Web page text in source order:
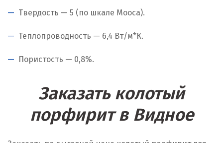
Твердость — 5 (по шкале Мооса).
Теплопроводность — 6,4 Вт/м*К.
Пористость — 0,8%.
Заказать колотый
порфирит в Видное